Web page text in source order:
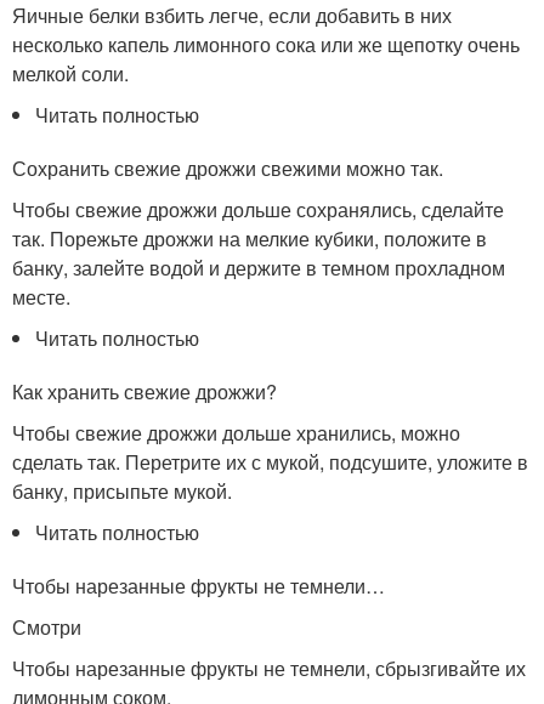
Яичные белки взбить легче, если добавить в них
несколько капель лимонного сока или же щепотку очень
мелкой соли.
Читать полностью
Сохранить свежие дрожжи свежими можно так.
Чтобы свежие дрожжи дольше сохранялись, сделайте
так. Порежьте дрожжи на мелкие кубики, положите в
банку, залейте водой и держите в темном прохладном
месте.
Читать полностью
Как хранить свежие дрожжи?
Чтобы свежие дрожжи дольше хранились, можно
сделать так. Перетрите их с мукой, подсушите, уложите в
банку, присыпьте мукой.
Читать полностью
Чтобы нарезанные фрукты не темнели…
Смотри
Чтобы нарезанные фрукты не темнели, сбрызгивайте их
лимонным соком.